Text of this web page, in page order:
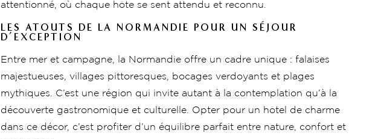
attentionné, où chaque hôte se sent attendu et reconnu.
LES ATOUTS DE LA NORMANDIE POUR UN SÉJOUR
D’EXCEPTION
Entre mer et campagne, la Normandie offre un cadre unique : falaises
majestueuses, villages pittoresques, bocages verdoyants et plages
mythiques. C’est une région qui invite autant à la contemplation qu’à la
découverte gastronomique et culturelle. Opter pour un hôtel de charme
dans ce décor, c’est profiter d’un équilibre parfait entre nature, confort et